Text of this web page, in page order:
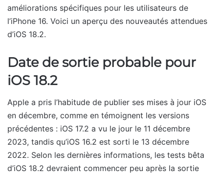
améliorations spécifiques pour les utilisateurs de
l’iPhone 16. Voici un aperçu des nouveautés attendues
d’iOS 18.2.
Date de sortie probable pour
iOS 18.2
Apple a pris l’habitude de publier ses mises à jour iOS
en décembre, comme en témoignent les versions
précédentes : iOS 17.2 a vu le jour le 11 décembre
2023, tandis qu’iOS 16.2 est sorti le 13 décembre
2022. Selon les dernières informations, les tests bêta
d’iOS 18.2 devraient commencer peu après la sortie